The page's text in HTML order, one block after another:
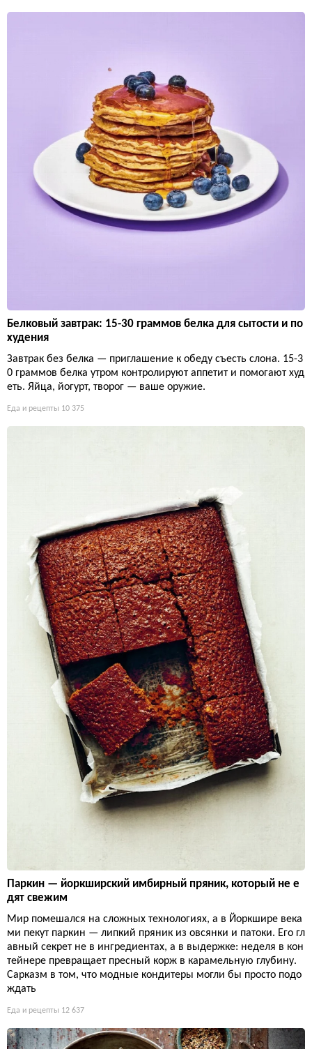
Белковый завтрак: 15-30 граммов белка для сытости и по
худения
Завтрак без белка — приглашение к обеду съесть слона. 15-3
0 граммов белка утром контролируют аппетит и помогают худ
еть. Яйца, йогурт, творог — ваше оружие.
Еда и рецепты 10 375
Паркин — йоркширский имбирный пряник, который не е
дят свежим
Мир помешался на сложных технологиях, а в Йоркшире века
ми пекут паркин — липкий пряник из овсянки и патоки. Его гл
авный секрет не в ингредиентах, а в выдержке: неделя в кон
тейнере превращает пресный корж в карамельную глубину.
Сарказм в том, что модные кондитеры могли бы просто подо
ждать
Еда и рецепты 12 637